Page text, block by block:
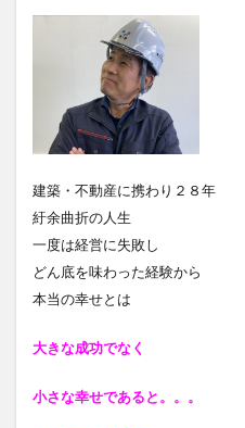
建築・不動産に携わり２８年
紆余曲折の人生
一度は経営に失敗し
どん底を味わった経験から
本当の幸せとは
大きな成功でなく
小さな幸せであると。。。